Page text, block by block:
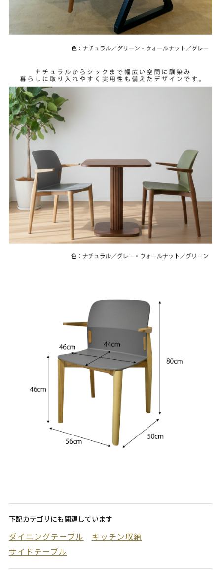
下記カテゴリにも関連しています
ダイニングテーブル
キッチン収納
サイドテーブル